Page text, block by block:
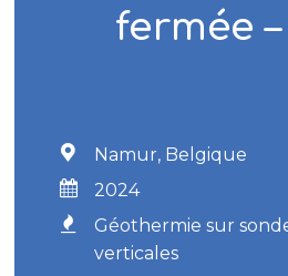
fermée
Namur, Belgique
2024
Géothermie sur
verticales